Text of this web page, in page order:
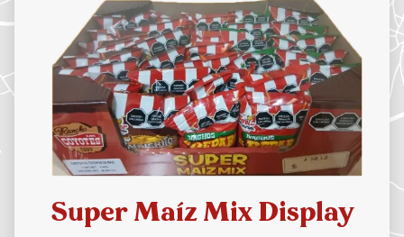
Super Maíz Mix Display